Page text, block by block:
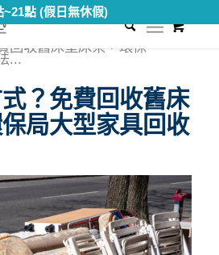
點 (假日無休假)
/知識專區 /
回收舊床墊床架，環保
...
？免費回收舊床
局大型家具回收